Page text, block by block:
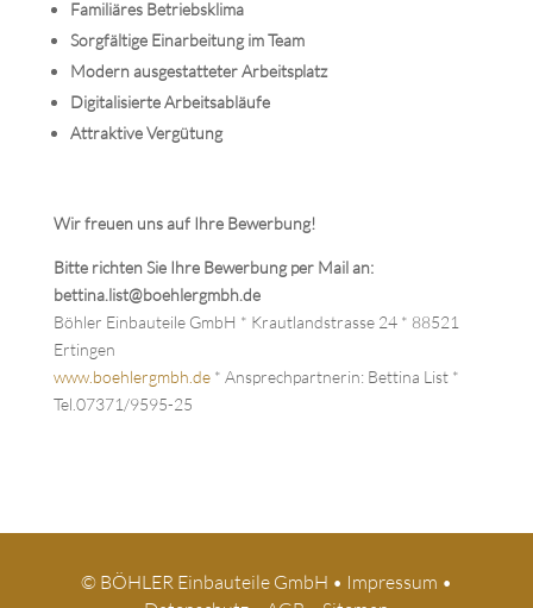
Familiäres Betriebsklima
Sorgfältige Einarbeitung im Team
Modern ausgestatteter Arbeitsplatz
Digitalisierte Arbeitsabläufe
Attraktive Vergütung
Wir freuen uns auf Ihre Bewerbung!
Bitte richten Sie Ihre Bewerbung per Mail an:
bettina.list@boehlergmbh.de
Böhler Einbauteile GmbH * Krautlandstrasse 24 * 88521
Ertingen
www.boehlergmbh.de* Ansprechpartnerin: Bettina List *
Tel.07371/9595-25
© BÖHLER Einbauteile GmbH • Impressum •